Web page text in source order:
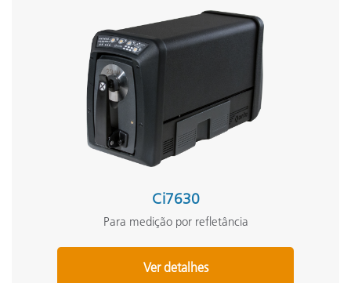
Ci7630
Para medição por refletância
Ver detalhes